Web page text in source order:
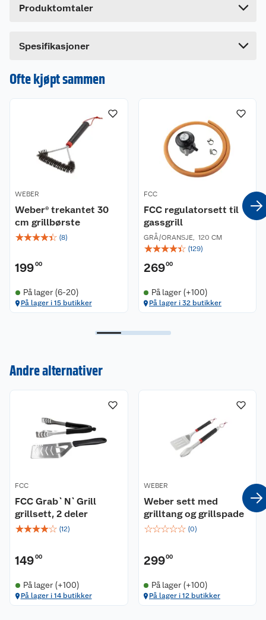
varmebestandig og rengjøringsvennlig materiale.
Produktomtaler
Spesifikasjoner
Lengde
Ofte kjøpt sammen
WEBER
Weber® trekantet 30
cm grillbørste
☆☆☆☆☆ (8)
19900
På lager (6-20)
På lager i 15 butikker
FCC
FCC regulatorsett til
gassgrill
GRÅ/ORANSJE, 120 CM
☆☆☆☆☆ (129)
26900
På lager (+100)
På lager i 32 butikker
Andre alternativer
FCC
FCC Grab`N`Grill
grillsett, 2 deler
☆☆☆☆☆ (12)
14900
På lager (+100)
På lager i 14 butikker
WEBER
Weber sett med
grilltang og grillspade
☆☆☆☆☆ (0)
29900
På lager (+100)
På lager i 12 butikker
Om oss
Våre butikker
Våre merkevarer
Coop kjeder
Ledige stillinger
Kontakt oss
Reklamasjon og garanti
Ofte stilte spørsmål
Betalingsalternativer
Leveringsalternativer
Kjøpsvilkår
Åpent kjøp
Klikk og hent
Festdrakter til hele familien
Hagemøbler og utemøbler